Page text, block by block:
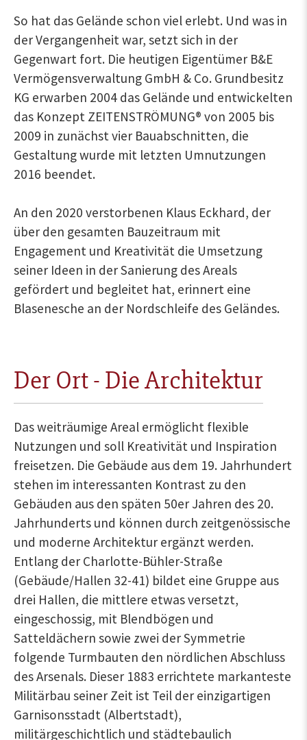
So hat das Gelände schon viel erlebt. Und was in
der Vergangenheit war, setzt sich in der
Gegenwart fort. Die heutigen Eigentümer B&E
Vermögensverwaltung GmbH & Co. Grundbesitz
KG erwarben 2004 das Gelände und entwickelten
das Konzept ZEITENSTRÖMUNG® von 2005 bis
2009 in zunächst vier Bauabschnitten, die
Gestaltung wurde mit letzten Umnutzungen
2016 beendet.
An den 2020 verstorbenen Klaus Eckhard, der
über den gesamten Bauzeitraum mit
Engagement und Kreativität die Umsetzung
seiner Ideen in der Sanierung des Areals
gefördert und begleitet hat, erinnert eine
Blasenesche an der Nordschleife des Geländes.
Der Ort - Die Architektur
Das weiträumige Areal ermöglicht flexible
Nutzungen und soll Kreativität und Inspiration
freisetzen. Die Gebäude aus dem 19. Jahrhundert
stehen im interessanten Kontrast zu den
Gebäuden aus den späten 50er Jahren des 20.
Jahrhunderts und können durch zeitgenössische
und moderne Architektur ergänzt werden.
Entlang der Charlotte-Bühler-Straße
(Gebäude/Hallen 32-41) bildet eine Gruppe aus
drei Hallen, die mittlere etwas versetzt,
eingeschossig, mit Blendbögen und
Satteldächern sowie zwei der Symmetrie
folgende Turmbauten den nördlichen Abschluss
des Arsenals. Dieser 1883 errichtete markanteste
Militärbau seiner Zeit ist Teil der einzigartigen
Garnisonsstadt (Albertstadt),
militärgeschichtlich und städtebaulich